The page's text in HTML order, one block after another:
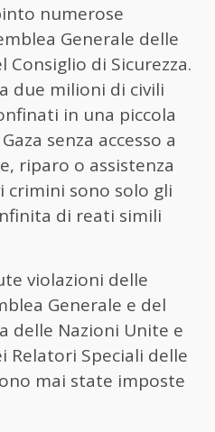
numerose
Generale delle
Consiglio di Sicurezza.
due milioni di civili
in una piccola
senza accesso a
riparo o assistenza
crimini sono solo gli
di reati simili
violazioni delle
Generale e del
delle Nazioni Unite e
Relatori Speciali delle
mai state imposte